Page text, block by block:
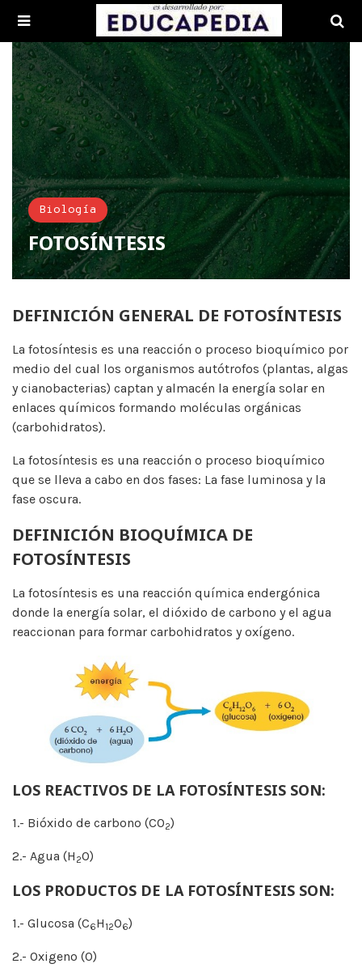
Biología
FOTOSÍNTESIS
DEFINICIÓN GENERAL DE FOTOSÍNTESIS
La fotosíntesis es una reacción o proceso bioquímico por
medio del cual los organismos autótrofos (plantas, algas
y cianobacterias) captan y almacén la energía solar en
enlaces químicos formando moléculas orgánicas
(carbohidratos).
La fotosíntesis es una reacción o proceso bioquímico
que se lleva a cabo en dos fases: La fase luminosa y la
fase oscura.
DEFINICIÓN BIOQUÍMICA DE
FOTOSÍNTESIS
La fotosíntesis es una reacción química endergónica
donde la energía solar, el dióxido de carbono y el agua
reaccionan para formar carbohidratos y oxígeno.
LOS REACTIVOS DE LA FOTOSÍNTESIS SON:
1.- Bióxido de carbono (CO2)
2.- Agua (H 2O)
LOS PRODUCTOS DE LA FOTOSÍNTESIS SON:
1.- Glucosa (C6H12O6)
2.- Oxigeno (O)